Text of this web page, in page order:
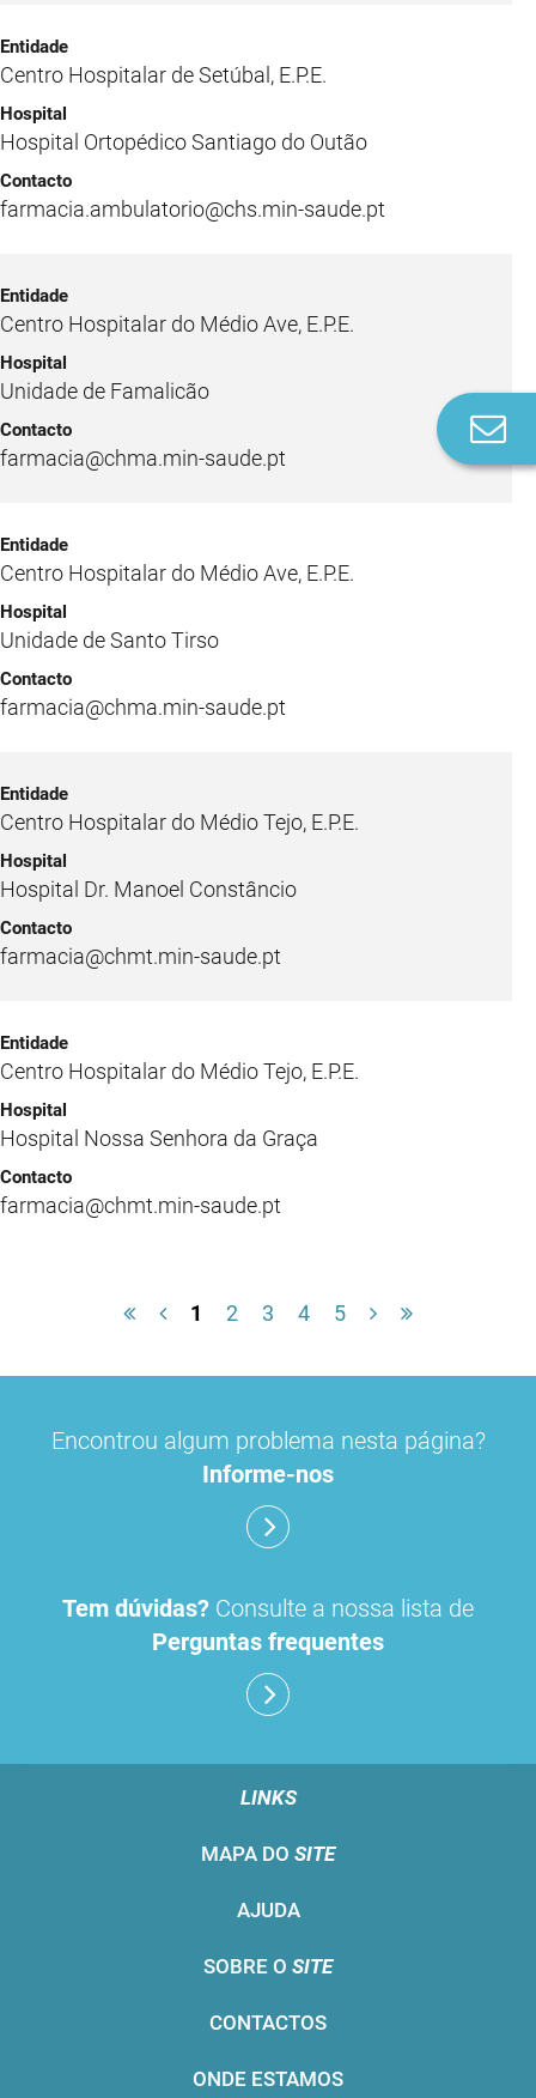
Centro Hospitalar de Setúbal, E.P.E.
Hospital Ortopédico Santiago do Outão
farmacia.ambulatorio@chs.min-saude.pt
Centro Hospitalar do Médio Ave, E.P.E.
Unidade de Famalicão
farmacia@chma.min-saude.pt
Centro Hospitalar do Médio Ave, E.P.E.
Unidade de Santo Tirso
farmacia@chma.min-saude.pt
Centro Hospitalar do Médio Tejo, E.P.E.
Hospital Dr. Manoel Constâncio
farmacia@chmt.min-saude.pt
Centro Hospitalar do Médio Tejo, E.P.E.
Hospital Nossa Senhora da Graça
farmacia@chmt.min-saude.pt
1 2 3 4 5
Encontrou algum problema nesta página?
Informe-nos
Tem dúvidas? Consulte a nossa lista de
Perguntas frequentes
LINKS
MAPA DO SITE
AJUDA
SOBRE O SITE
CONTACTOS
ONDE ESTAMOS